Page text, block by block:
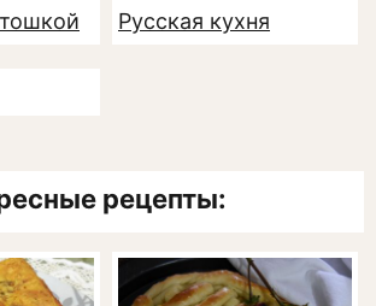
Русская кухня
рецепты: